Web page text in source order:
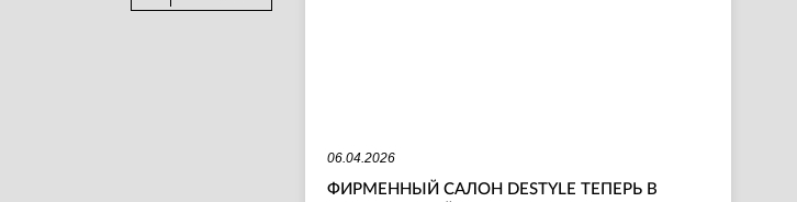
06.04.2026
ФИРМЕННЫЙ САЛОН DESTYLE ТЕПЕРЬ В